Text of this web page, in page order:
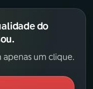
do
apenas um clique.